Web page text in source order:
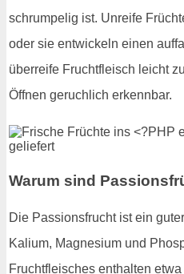
schrumpelig ist. Unreife
oder sie entwickeln einen
überreife Fruchtfleisch leicht
Öffnen geruchlich erkennbar.
Warum sind
Die Passionsfrucht ist ein
Kalium, Magnesium und
Fruchtfleisches enthalten